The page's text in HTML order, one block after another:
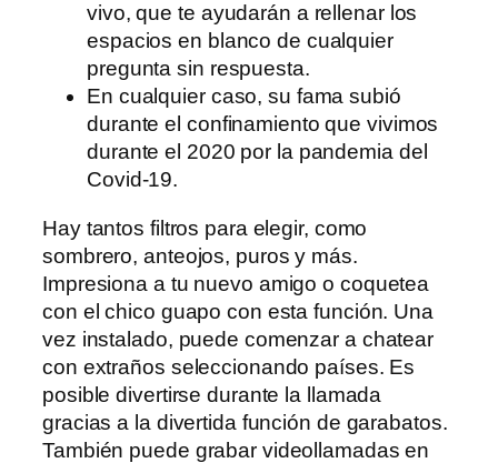
vivo, que te ayudarán a rellenar los
espacios en blanco de cualquier
pregunta sin respuesta.
En cualquier caso, su fama subió
durante el confinamiento que vivimos
durante el 2020 por la pandemia del
Covid-19.
Hay tantos filtros para elegir, como
sombrero, anteojos, puros y más.
Impresiona a tu nuevo amigo o coquetea
con el chico guapo con esta función. Una
vez instalado, puede comenzar a chatear
con extraños seleccionando países. Es
posible divertirse durante la llamada
gracias a la divertida función de garabatos.
También puede grabar videollamadas en